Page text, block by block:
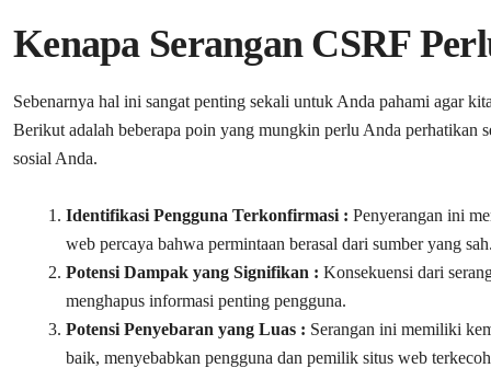
Kenapa Serangan CSRF
Sebenarnya hal ini sangat penting sekali untuk Anda pahami agar
Berikut adalah beberapa poin yang mungkin perlu Anda perhatikan
sosial Anda.
Identifikasi Pengguna Terkonfirmasi : Penyerangan ini
web percaya bahwa permintaan berasal dari sumber yang
Potensi Dampak yang Signifikan : Konsekuensi dari
menghapus informasi penting pengguna.
Potensi Penyebaran yang Luas : Serangan ini memiliki
baik, menyebabkan pengguna dan pemilik situs web